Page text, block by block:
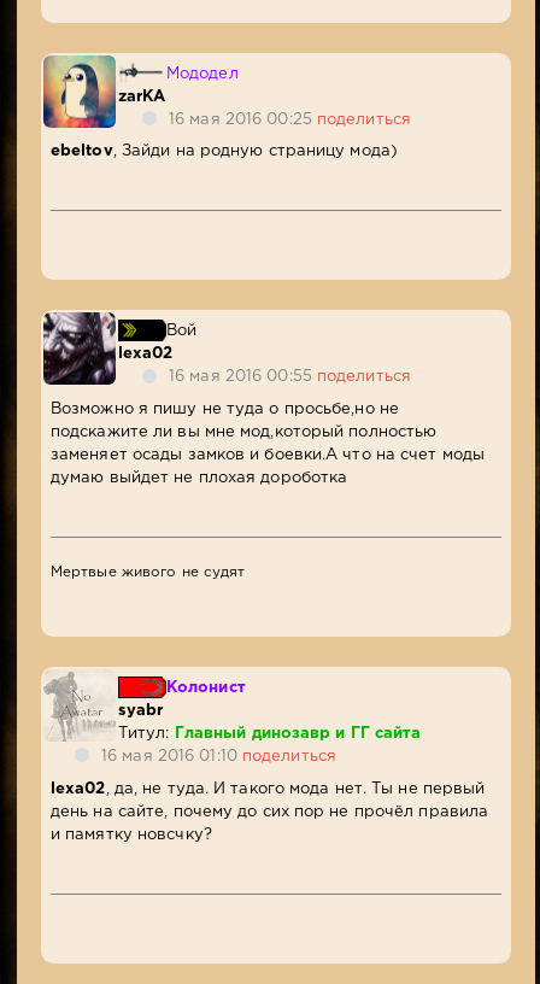
Мододел
zarKA
16 мая 2016 00:25 поделиться
ebeltov, Зайди на родную страницу мода)
Вой
lexa02
16 мая 2016 00:55
поделиться
Возможно я пишу не туда о просьбе,но не
подскажите ли вы мне мод,который полностью
заменяет осады замков и боевки.А что на счет моды
думаю выйдет не плохая дороботка
Мертвые живого не судят
Колонист
syabr
Титул:
Главный динозавр и ГГ сайта
16 мая 2016 01:10 поделиться
lexa02 , да, не туда. И такого мода нет. Ты не первый
день на сайте, почему до сих пор не прочёл правила
и памятку новсчку?